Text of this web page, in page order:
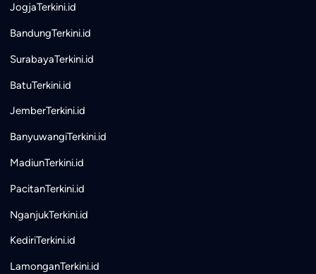
JogjaTerkini.id
BandungTerkini.id
SurabayaTerkini.id
BatuTerkini.id
JemberTerkini.id
BanyuwangiTerkini.id
MadiunTerkini.id
PacitanTerkini.id
NganjukTerkini.id
KediriTerkini.id
LamonganTerkini.id